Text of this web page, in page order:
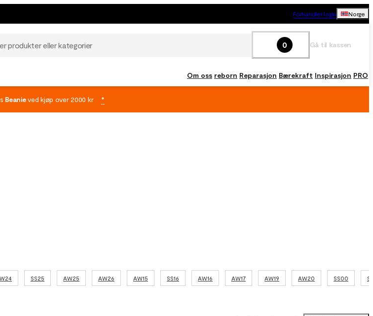
Forhandler login Norge
produkter eller kategorier 0 Gå til kassen
Om oss reborn Reparasjon Bærekraft Inspirasjon PRO
Beanieved kjøp over 2000 kr *
SS25 AW25 AW26 AW15 SS16 AW16 AW17 AW19 AW20 SS00